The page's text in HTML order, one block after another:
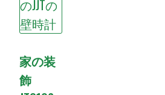
家の装
飾